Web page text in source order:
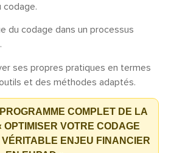
codage.
du codage dans un processus
ses propres pratiques en termes
et des méthodes adaptés.
COMPLET DE LA
OPTIMISER VOTRE CODAGE
VÉRITABLE ENJEU FINANCIER